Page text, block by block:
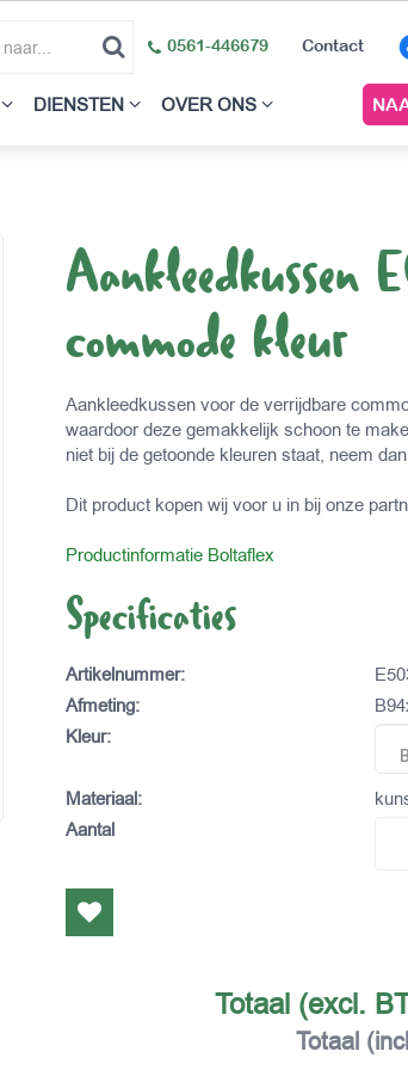
0561-446679 Contact
DIENSTEN OVER ONS
commode kleur
Aankleedkussen voor de verrijdbare
waardoor deze gemakkelijk schoon te
niet bij de getoonde kleuren staat, neem
Dit product kopen wij voor u in bij onze
Productinformatie Boltaflex
Specificaties
Artikelnummer:
Afmeting:
Kleur:
Materiaal:
Aantal
Totaal (excl.
Totaal